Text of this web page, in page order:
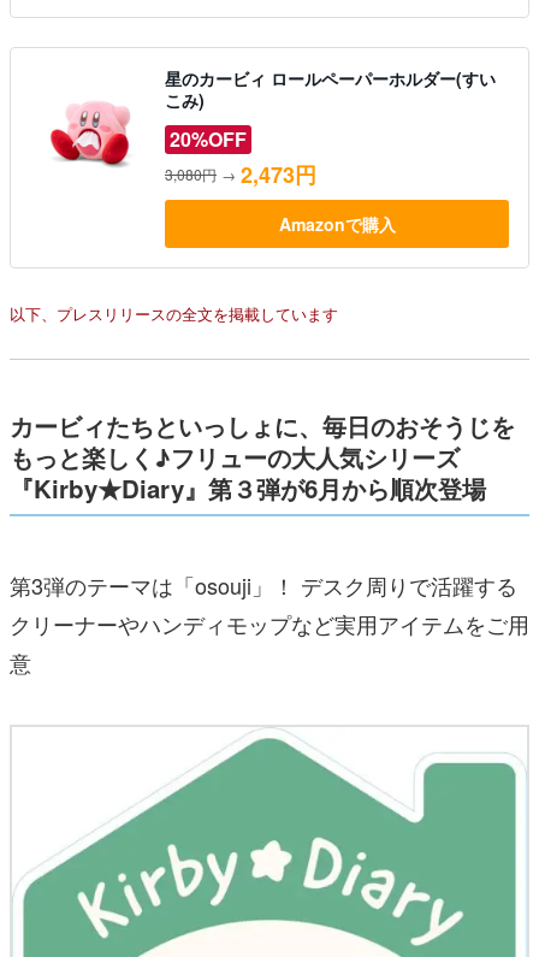
星のカービィ ロールペーパーホルダー(すい
こみ)
20%OFF
3,080円 → 2,473円
Amazonで購入
以下、プレスリリースの全文を掲載しています
カービィたちといっしょに、毎日のおそうじを
もっと楽しく♪フリューの大人気シリーズ
『Kirby★Diary』第３弾が6月から順次登場
第3弾のテーマは「osouji」！ デスク周りで活躍する
クリーナーやハンディモップなど実用アイテムをご用
意